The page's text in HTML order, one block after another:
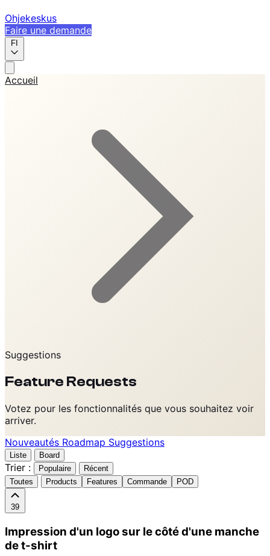
Ohjekeskus
Faire une demande
FI
Accueil
Suggestions
Feature Requests
Votez pour les fonctionnalités que vous souhaitez voir
arriver.
Nouveautés Roadmap Suggestions
Liste Board
Trier : Populaire
Récent
Toutes
Products Features Commande POD
39
Impression d'un logo sur le côté d'une manche
de t-shirt